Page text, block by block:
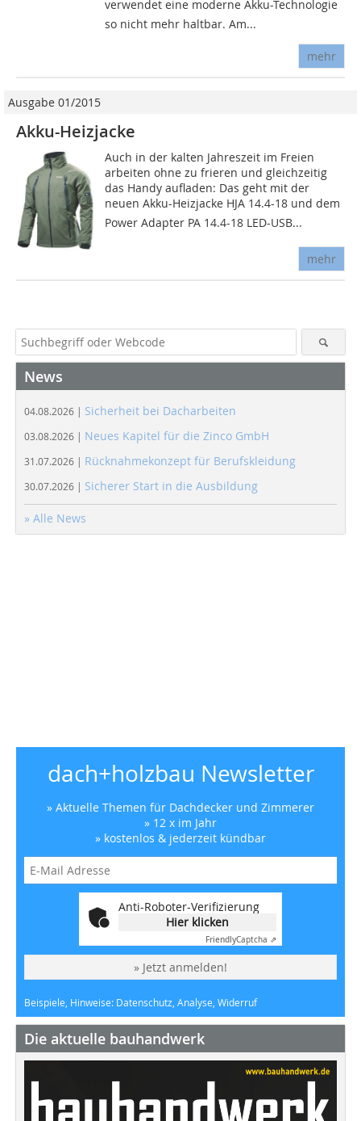
verwendet eine moderne Akku-Technologie 
so nicht mehr haltbar. Am...
mehr
Ausgabe 01/2015
Akku-Heizjacke
Auch in der kalten Jahreszeit im Freien
arbeiten ohne zu frieren und gleichzeitig
das Handy aufladen: Das geht mit der
neuen Akku-Heizjacke HJA 14.4-18 und dem
Power Adapter PA 14.4-18 LED-USB...
mehr
News
04.08.2026 | Sicherheit bei Dacharbeiten
03.08.2026 | Neues Kapitel für die Zinco GmbH
31.07.2026 | Rücknahmekonzept für Berufskleidung
30.07.2026 | Sicherer Start in die Ausbildung
» Alle News
dach+holzbau Newsletter
» Aktuelle Themen für Dachdecker und Zimmerer
» 12 x im Jahr
» kostenlos & jederzeit kündbar
Anti-Roboter-Verifizierung
Hier klicken
FriendlyCaptcha ⇗
» Jetzt anmelden!
Beispiele, Hinweise: Datenschutz, Analyse, Widerruf
Die aktuelle bauhandwerk